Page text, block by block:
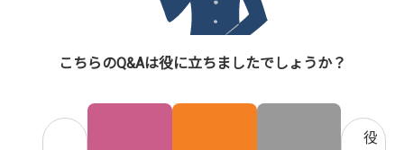
こちらのQ&Aは役に立ちましたでしょうか？
役